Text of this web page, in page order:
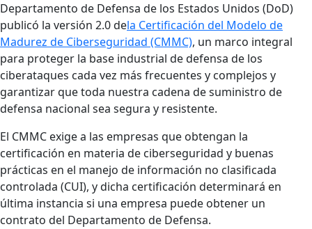
Departamento de Defensa de los Estados Unidos (DoD)
publicó la versión 2.0 dela Certificación del Modelo de
Madurez de Ciberseguridad (CMMC), un marco integral
para proteger la base industrial de defensa de los
ciberataques cada vez más frecuentes y complejos y
garantizar que toda nuestra cadena de suministro de
defensa nacional sea segura y resistente.
El CMMC exige a las empresas que obtengan la
certificación en materia de ciberseguridad y buenas
prácticas en el manejo de información no clasificada
controlada (CUI), y dicha certificación determinará en
última instancia si una empresa puede obtener un
contrato del Departamento de Defensa.